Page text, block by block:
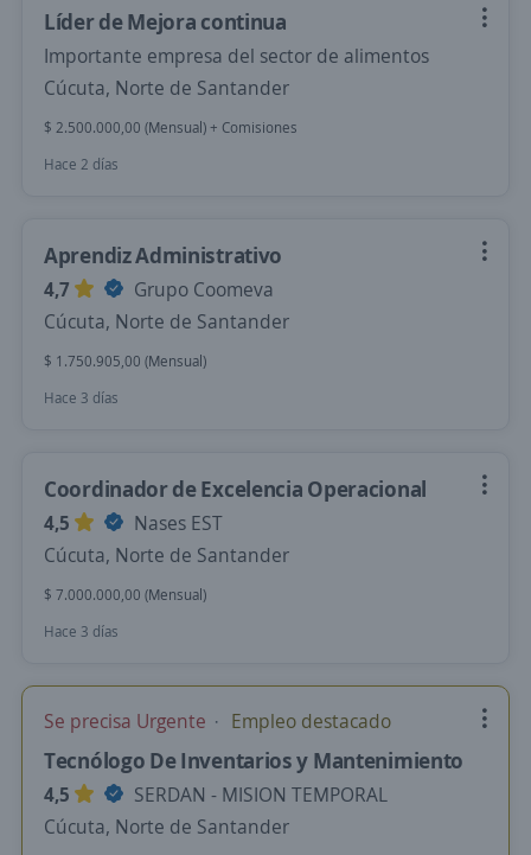
Líder de Mejora continua
Importante empresa del sector de alimentos
Cúcuta, Norte de Santander
$ 2.500.000,00 (Mensual) + Comisiones
Hace 2 días
Aprendiz Administrativo
4,7
Grupo Coomeva
Cúcuta, Norte de Santander
$ 1.750.905,00 (Mensual)
Hace 3 días
Coordinador de Excelencia Operacional
4,5
Nases EST
Cúcuta, Norte de Santander
$ 7.000.000,00 (Mensual)
Hace 3 días
Se precisa Urgente Empleo destacado
Tecnólogo De Inventarios y Mantenimiento
4,5
SERDAN - MISION TEMPORAL
Cúcuta, Norte de Santander